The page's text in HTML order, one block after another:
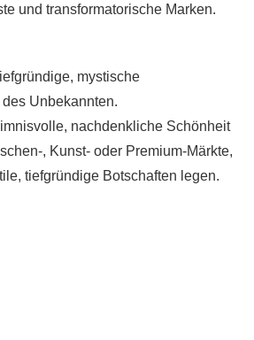
und transformatorische Marken.
mystische
Unbekannten.
nachdenkliche Schönheit
, Kunst- oder Premium-Märkte,
tiefgründige Botschaften legen.